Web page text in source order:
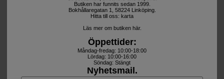
Butiken har funnits sedan 1999.
Bokhållaregatan 1, 58224 Linköping.
Hitta till oss: karta
Läs mer om butiken här.
Öppettider:
Måndag-fredag: 10:00-18:00
Lördag: 10:00-16:00
Söndag: Stängt
Nyhetsmail.